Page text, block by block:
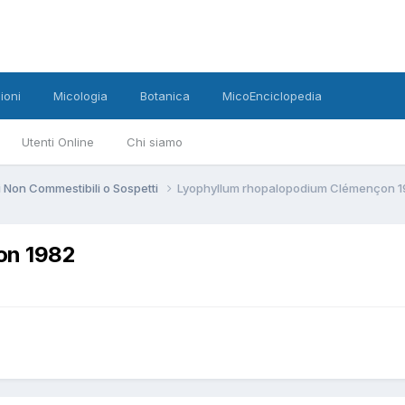
Utenti Online Chi siamo
Micologia Botanica MicoEnciclopedia
Non Commestibili o Sospetti Lyophyllum rhopalopodium Clémençon
1982